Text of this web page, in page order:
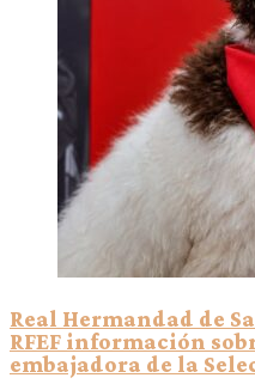
Real Hermandad de
RFEF información
embajadora de la